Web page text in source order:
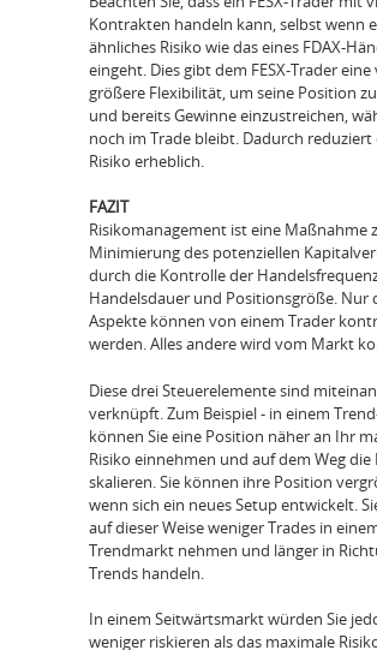
Kontrakten handeln kann, selbst wenn
ähnliches Risiko wie das eines FDAX-
eingeht. Dies gibt dem FESX-Trader eine
größere Flexibilität, um seine Position
und bereits Gewinne einzustreichen,
noch im Trade bleibt. Dadurch reduziert
Risiko erheblich.
FAZIT
Risikomanagement ist eine Maßnahme
Minimierung des potenziellen
durch die Kontrolle der
Handelsdauer und Positionsgröße. Nur
Aspekte können von einem Trader
werden. Alles andere wird vom Markt
Diese drei Steuerelemente sind
verknüpft. Zum Beispiel - in einem
können Sie eine Position näher an Ihr
Risiko einnehmen und auf dem Weg die
skalieren. Sie können ihre Position
wenn sich ein neues Setup entwickelt.
auf dieser Weise weniger Trades in
Trendmarkt nehmen und länger in
Trends handeln.
In einem Seitwärtsmarkt würden Sie
weniger riskieren als das maximale